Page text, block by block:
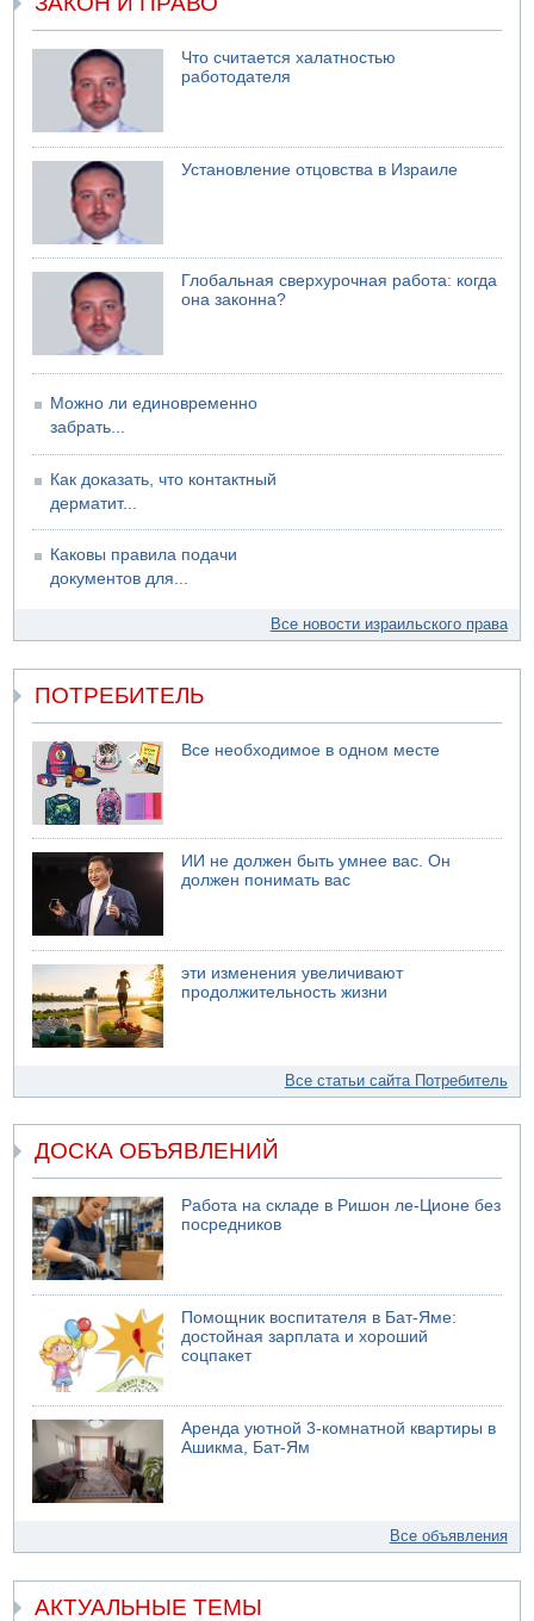
05.08.2026 10:19
05.08.2026 10:16
Левые активисты пытались ворваться в офис
"Религиозного сионизма"
Что считается халатностью
работодателя
Установление отцовства в Израиле
Глобальная сверхурочная работа: когда
она законна?
Можно ли единовременно
забрать...
Как доказать, что контактный
дерматит...
Каковы правила подачи
документов для...
Все новости израильского права
ПОТРЕБИТЕЛЬ
Все необходимое в одном месте
ИИ не должен быть умнее вас. Он
должен понимать вас
эти изменения увеличивают
продолжительность жизни
Все статьи сайта Потребитель
ДОСКА ОБЪЯВЛЕНИЙ
Работа на складе в Ришон ле-Ционе без
посредников
Помощник воспитателя в Бат-Яме:
достойная зарплата и хороший
соцпакет
Аренда уютной 3-комнатной квартиры в
Ашикма, Бат-Ям
Все объявления
АКТУАЛЬНЫЕ ТЕМЫ